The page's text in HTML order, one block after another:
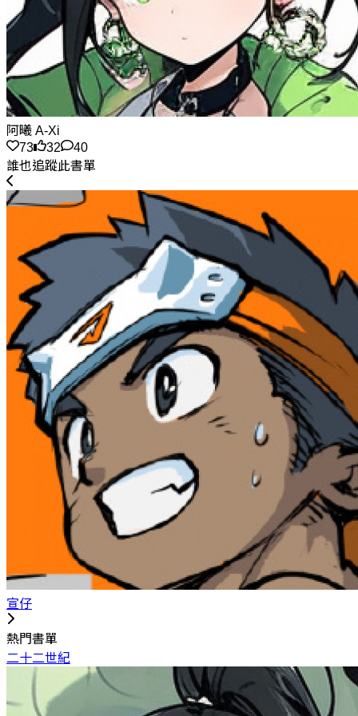
阿曦 A-Xi
73
32
40
誰也追蹤此書單
宣仔
熱門書單
二十二世紀